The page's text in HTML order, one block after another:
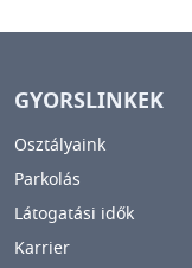
GYORSLINKEK
Osztályaink
Parkolás
Látogatási idők
Karrier